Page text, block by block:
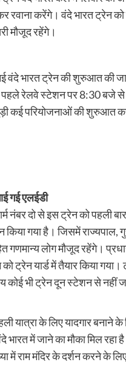
रवाना करेंगे। वंदे भारत ट्रेन
मौजूद रहेंगे।
भारत ट्रेन की शुरुआत की
रेलवे स्टेशन पर 8:30 बजे से
कई परियोजनाओं की शुरुआत
गई एलईडी
नंबर दो से इस ट्रेन को पहली
गया है। जिसमें राज्यपाल,
गणमान्य लोग मौजूद रहेंगे।
ट्रेन यार्ड में तैयार किया
कोई भी ट्रेन दून स्टेशन से नहीं
के लिए यादगार बनाने
वंदे भारत में जाने का मौका मिल
में राम मंदिर के दर्शन करने के